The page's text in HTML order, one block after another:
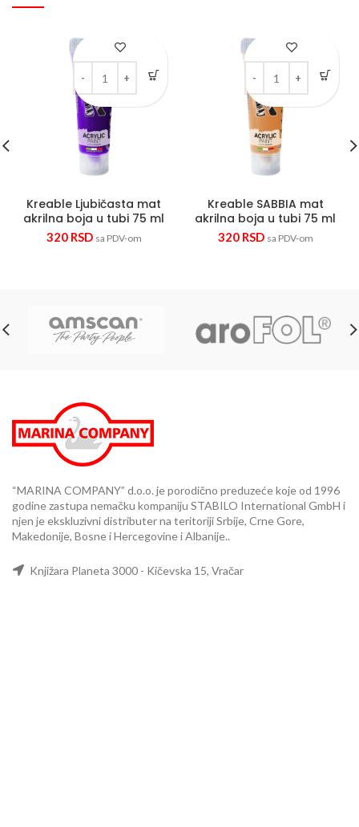
Kreable Ljubičasta mat
akrilna boja u tubi 75 ml
320 RSD sa PDV-om
Kreable Ljubičasta mat akrilna boja u tubi 75 ml quantity
Kreable SABBIA mat
akrilna boja u tubi 75 ml
320 RSD sa PDV-om
Kreable SABBIA mat
“MARINA COMPANY” d.o.o. je porodično preduzeće koje od 1996
godine zastupa nemačku kompaniju STABILO International GmbH i
njen je ekskluzivni distributer na teritoriji Srbije, Crne Gore,
Makedonije, Bosne i Hercegovine i Albanije..
Knjižara Planeta 3000 - Kičevska 15, Vračar